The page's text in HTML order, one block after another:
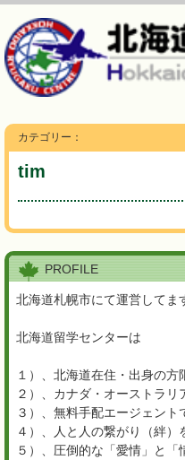
カテゴリー：
tim
PROFILE
北海道札幌市にて運営してま
北海道留学センターは
１）、北海道在住・出身の方
２）、カナダ・オーストラ
３）、無料手配エージェント
４）、人と人の繋がり（絆
５）、圧倒的な「愛情」と「